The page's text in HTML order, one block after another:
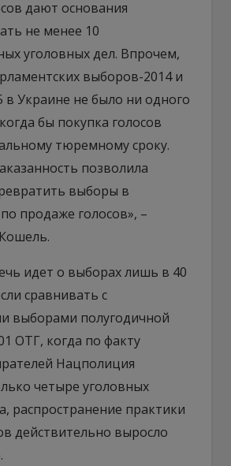
дают основания
не менее 10
уголовных дел. Впрочем,
выборов-2014 и
в Украине не было ни одного
бы покупка голосов
тюремному сроку.
позволила
выборы в
продаже голосов», –
идет о выборах лишь в 40
сравнивать с
выборами полугодичной
ОТГ, когда по факту
Нацполиция
четыре уголовных
распространение практики
действительно выросло